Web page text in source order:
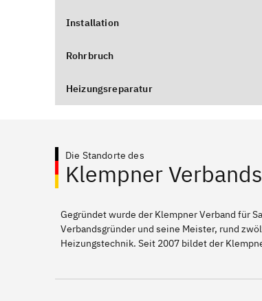
Installation
Rohrbruch
Heizungsreparatur
Die Standorte des
Klempner Verbands
Gegründet wurde der Klempner Verband für
Verbandsgründer und seine Meister, rund
Heizungstechnik. Seit 2007 bildet der